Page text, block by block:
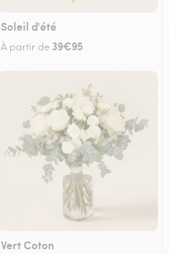
Soleil d'été
À partir de 39€95
Vert Coton